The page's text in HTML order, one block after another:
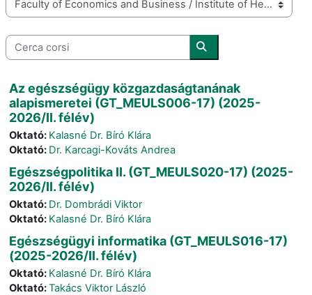
Categorie di corso
Cerca corsi
Cerca corsi
Az egészségügy közgazdaságtanának
alapismeretei (GT_MEULS006-17) (2025-
2026/II. félév)
Oktató: Kalasné Dr. Bíró Klára
Oktató: Dr. Karcagi-Kováts Andrea
Egészségpolitika II. (GT_MEULS020-17) (2025-
2026/II. félév)
Oktató: Dr. Dombrádi Viktor
Oktató: Kalasné Dr. Bíró Klára
Egészségügyi informatika (GT_MEULS016-17)
(2025-2026/II. félév)
Oktató: Kalasné Dr. Bíró Klára
Oktató:Takács Viktor László